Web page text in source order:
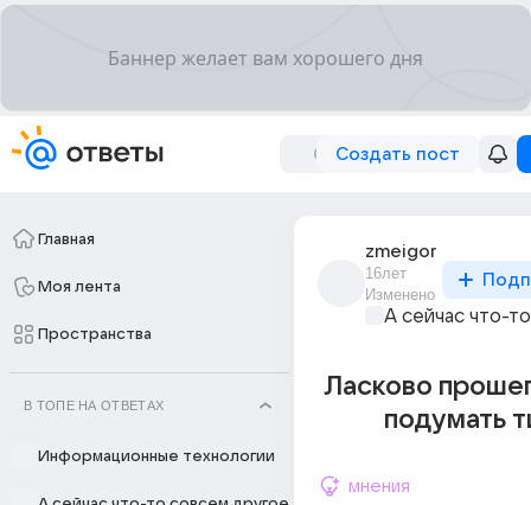
Создать пост
Главная
Моя лента
Пространства
В ТОПЕ НА ОТВЕТАХ
Информационные технологии
zmeigor
16лет
Изменено
А сейчас что-
Ласково
подумать
мнения